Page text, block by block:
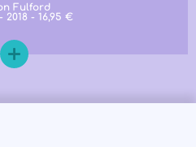
Fulford
2018 - 16,95 €